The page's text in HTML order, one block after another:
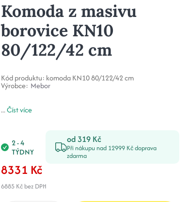
Komoda z masivu
borovice KN10
80/122/42 cm
Kód produktu: komoda KN10 80/122/42 cm
Výrobce: Mebor
...Číst více
2 - 4
TÝDNY
od 319 Kč
Při nákupu nad 12999 Kč doprava
zdarma
8331 Kč
6885 Kčbez DPH